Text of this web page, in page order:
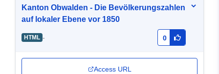
Kanton Obwalden - Die Bevölkerungszahlen
auf lokaler Ebene vor 1850
HTML - 0
Access URL